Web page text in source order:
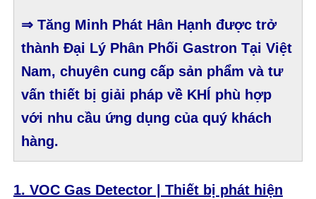
⇒ Tăng Minh Phát Hân Hạnh được trở
thành Đại Lý Phân Phối Gastron Tại Việt
Nam, chuyên cung cấp sản phẩm và tư
vấn thiết bị giải pháp về KHÍ phù hợp
với nhu cầu ứng dụng của quý khách
hàng.
1. VOC Gas Detector | Thiết bị phát hiện